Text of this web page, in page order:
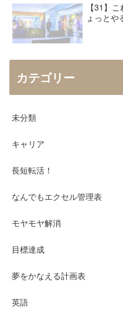
【31】
ょっとや
カテゴリー
未分類
キャリア
長短転活！
なんでもエクセル管理表
モヤモヤ解消
目標達成
夢をかなえる計画表
英語